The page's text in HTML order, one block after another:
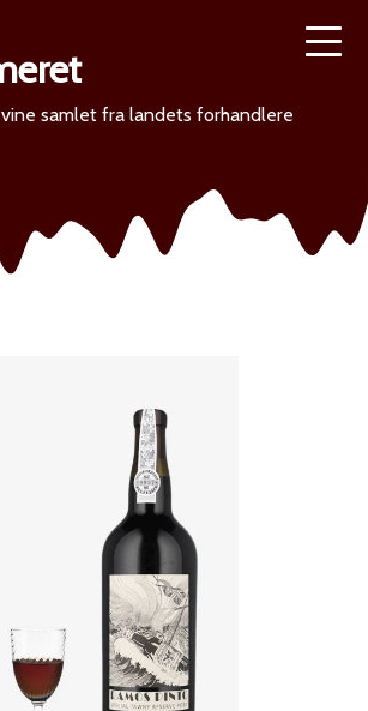
samlet fra landets forhandlere